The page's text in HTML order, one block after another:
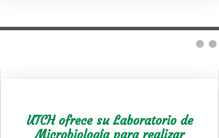
UTCH ofrece su Laboratorio de
Microbiología para realizar